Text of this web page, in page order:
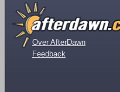
Over AfterDawn
Feedback